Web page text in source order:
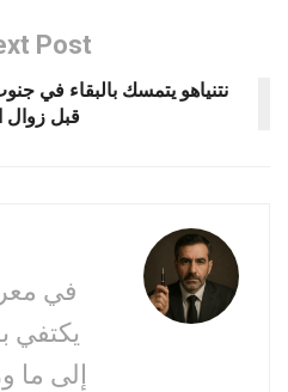
Post
نتنياهو يتمسك بالبقاء في
قبل زوال
في
يكتفي
إلى ما